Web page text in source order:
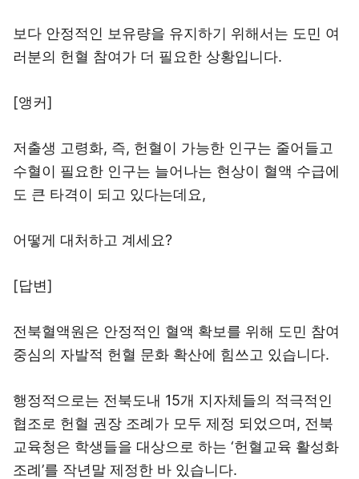
보다 안정적인 보유량을 유지하기 위해서는 도민 여
러분의 헌혈 참여가 더 필요한 상황입니다.
[앵커]
저출생 고령화, 즉, 헌혈이 가능한 인구는 줄어들고
수혈이 필요한 인구는 늘어나는 현상이 혈액 수급에
도 큰 타격이 되고 있다는데요,
어떻게 대처하고 계세요?
[답변]
전북혈액원은 안정적인 혈액 확보를 위해 도민 참여
중심의 자발적 헌혈 문화 확산에 힘쓰고 있습니다.
행정적으로는 전북도내 15개 지자체들의 적극적인
협조로 헌혈 권장 조례가 모두 제정 되었으며, 전북
교육청은 학생들을 대상으로 하는 ‘헌혈교육 활성화
조례’를 작년말 제정한 바 있습니다.